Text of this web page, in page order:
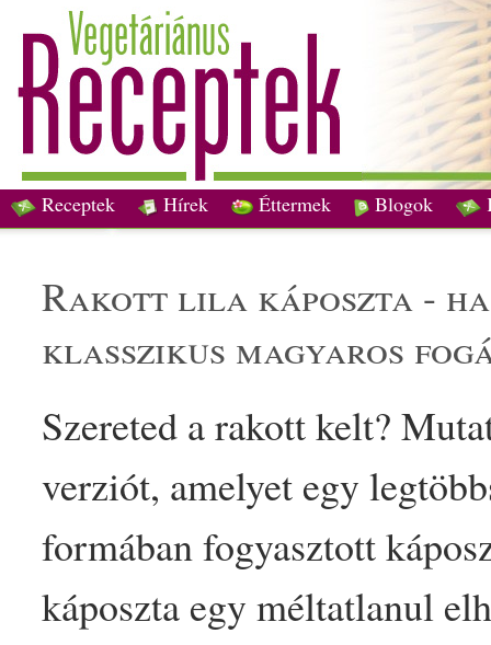
Receptek Hírek Éttermek Blogok
rakott lila káposzta -
klasszikus magyaros
Szereted arakottkelt?
verziót, amelyet egy
formában fogyasztott
káposzta egy méltatlanul